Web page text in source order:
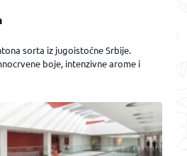
sorta iz jugoistočne Srbije.
boje, intenzivne arome i